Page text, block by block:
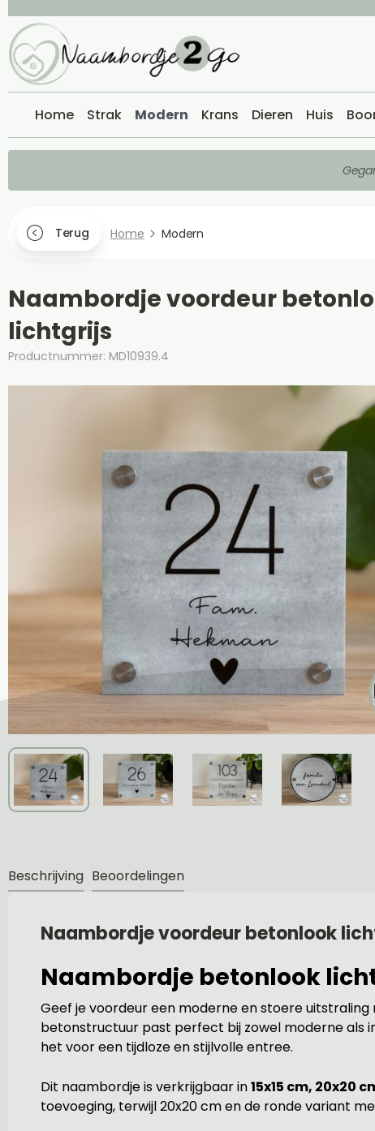
Home Strak Modern Krans Dieren Huis
Terug Home Modern
Naambordje voordeur
lichtgrijs
Productnummer: MD10939.4
Beschrijving Beoordelingen
Naambordje voordeur betonlook
Naambordje betonlook
Geef je voordeur een moderne en stoere uitstraling
betonstructuur past perfect bij zowel moderne als
het voor een tijdloze en stijlvolle entree.
Dit naambordje is verkrijgbaar in15x15 cm, 20x20
toevoeging, terwijl 20x20 cm en de ronde variant